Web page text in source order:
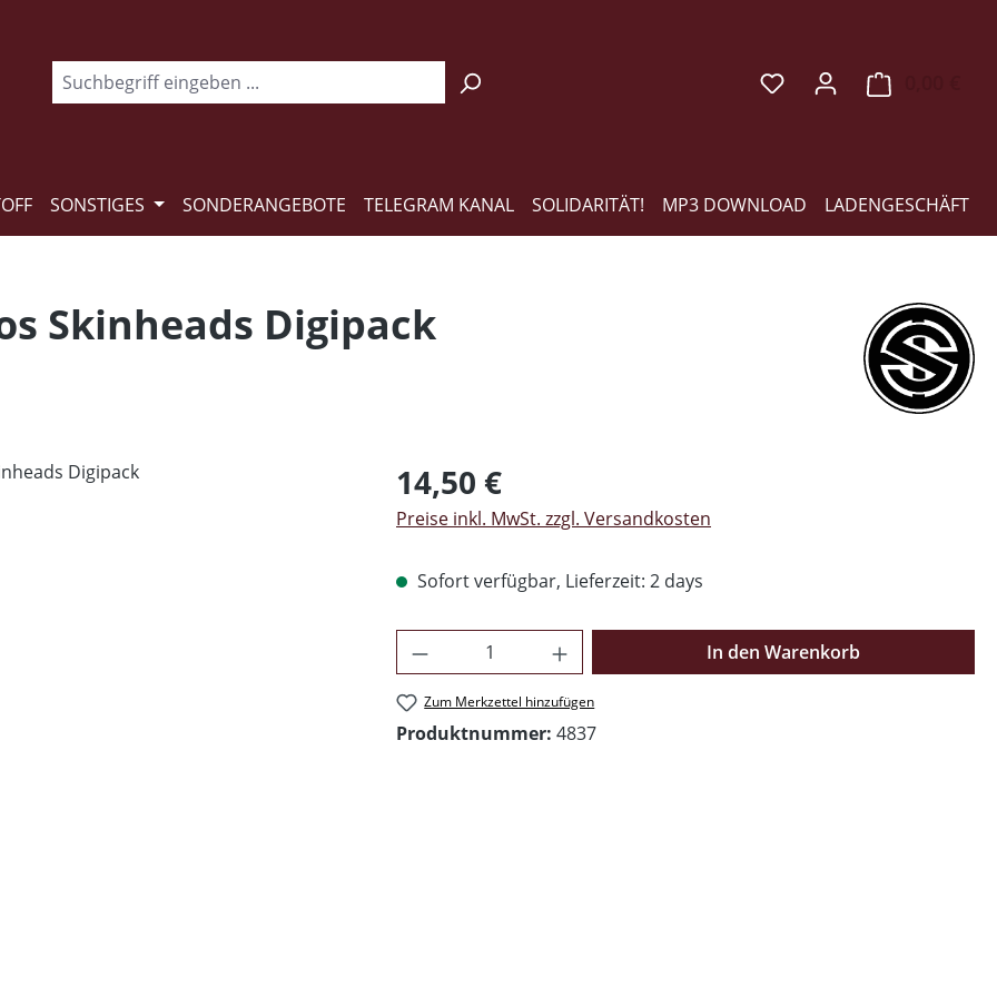
SONSTIGES SONDERANGEBOTE TELEGRAM KANAL SOLIDARITÄT! MP3 DOWNLOAD LADENGESCHÄFT
Skinheads Digipack
Regulärer Preis:
14,50 €
Preise inkl. MwSt. zzgl. Versandkosten
Sofort verfügbar, Lieferzeit: 2 days
Produkt Anzahl: Gib den gewünschten Wert
In den Warenkorb
Zum Merkzettel hinzufügen
Produktnummer: 4837